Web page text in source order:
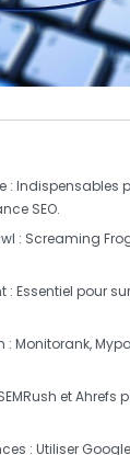
: Indispensables
SEO.
: Screaming
: Essentiel pour
: Monitorank,
et Ahrefs
: Utiliser